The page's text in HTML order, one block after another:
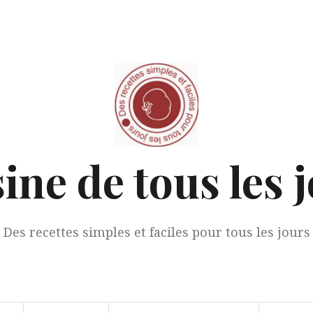
de tous les
Des recettes simples et faciles pour tous les jours